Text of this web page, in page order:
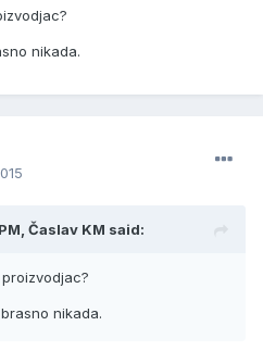
nikada.
Časlav KM said:
nikada.